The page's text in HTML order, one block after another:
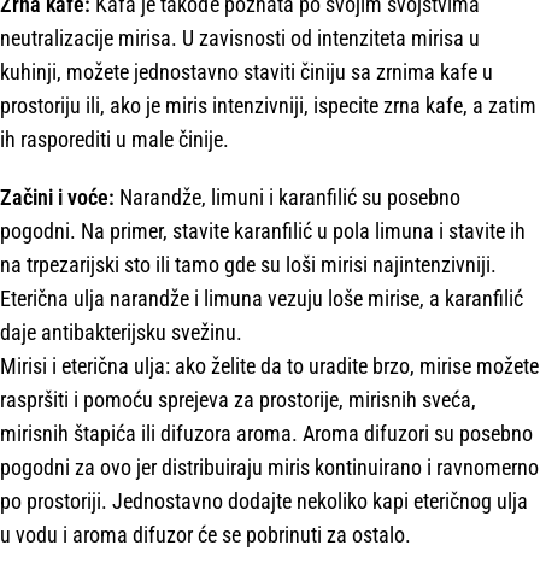
neutralizacije mirisa. U zavisnosti od intenziteta mirisa u
kuhinji, možete jednostavno staviti činiju sa zrnima kafe u
prostoriju ili, ako je miris intenzivniji, ispecite zrna kafe, a zatim
ih rasporediti u male činije.
Začini i voće: Narandže, limuni i karanfilić su posebno
pogodni. Na primer, stavite karanfilić u pola limuna i stavite ih
na trpezarijski sto ili tamo gde su loši mirisi najintenzivniji.
Eterična ulja narandže i limuna vezuju loše mirise, a karanfilić
daje antibakterijsku svežinu.
Mirisi i eterična ulja: ako želite da to uradite brzo, mirise možete
raspršiti i pomoću sprejeva za prostorije, mirisnih sveća,
mirisnih štapića ili difuzora aroma. Aroma difuzori su posebno
pogodni za ovo jer distribuiraju miris kontinuirano i ravnomerno
po prostoriji. Jednostavno dodajte nekoliko kapi eteričnog ulja
u vodu i aroma difuzor će se pobrinuti za ostalo.